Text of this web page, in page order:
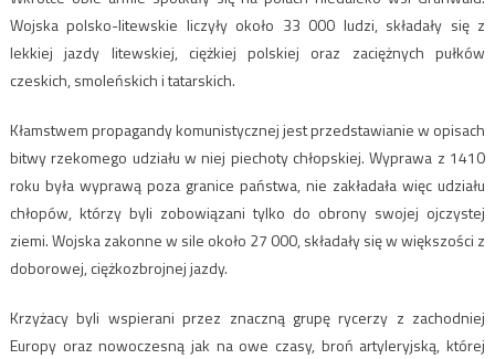
Wojska polsko-litewskie liczyły około 33 000 ludzi, składały się z
lekkiej jazdy litewskiej, ciężkiej polskiej oraz zaciężnych pułków
czeskich, smoleńskich i tatarskich.
Kłamstwem propagandy komunistycznej jest przedstawianie w opisach
bitwy rzekomego udziału w niej piechoty chłopskiej. Wyprawa z 1410
roku była wyprawą poza granice państwa, nie zakładała więc udziału
chłopów, którzy byli zobowiązani tylko do obrony swojej ojczystej
ziemi. Wojska zakonne w sile około 27 000, składały się w większości z
doborowej, ciężkozbrojnej jazdy.
Krzyżacy byli wspierani przez znaczną grupę rycerzy z zachodniej
Europy oraz nowoczesną jak na owe czasy, broń artyleryjską, której